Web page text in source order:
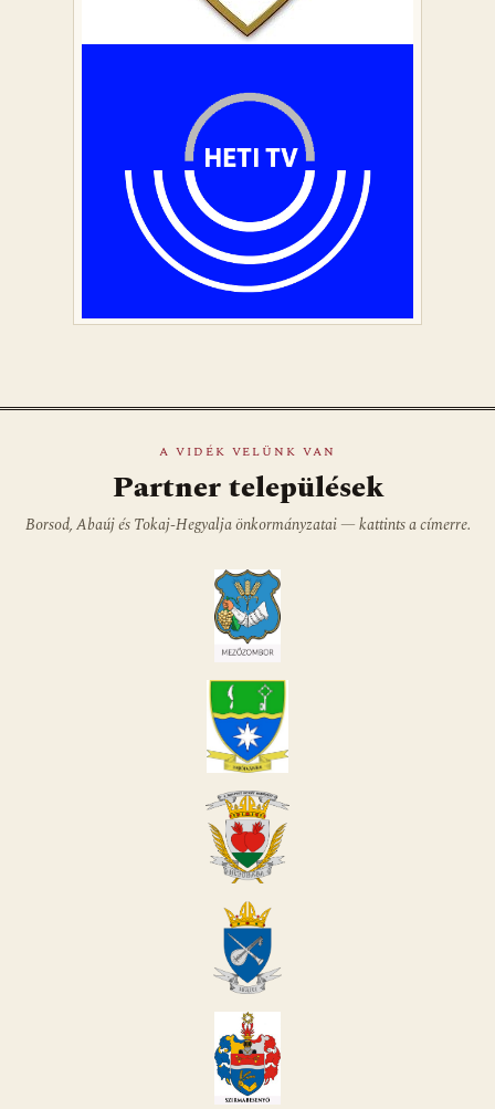
A VIDÉK VELÜNK VAN
Partner települések
Borsod, Abaúj és Tokaj-Hegyalja önkormányzatai — kattints a címerre.